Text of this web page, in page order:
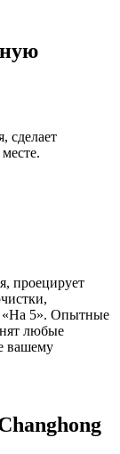
сделает
проецирует
«На 5». Опытные
любые
вашему